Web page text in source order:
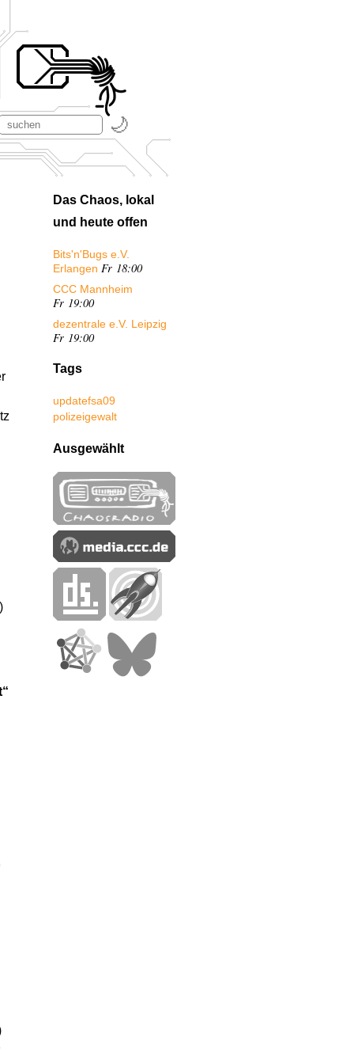
Das Chaos, lokal
und heute offen
Bits'n'Bugs e.V.
Erlangen Fr 18:00
CCC Mannheim
Fr 19:00
dezentrale e.V. Leipzig
Fr 19:00
Tags
updatefsa09
polizeigewalt
Ausgewählt